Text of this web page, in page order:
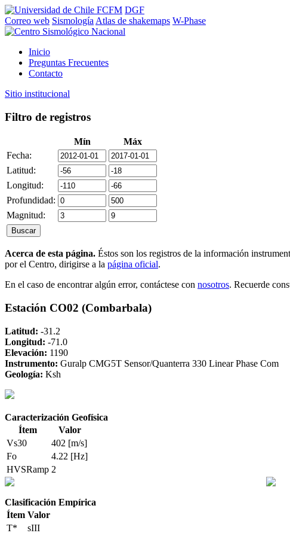
FCFM DGF
Correo web Sismología Atlas de shakemaps W-Phase
Inicio
Preguntas Frecuentes
Contacto
Sitio institucional
Filtro de registros
Mín
Máx
Fecha:
Latitud:
Longitud:
Profundidad:
Magnitud:
Acerca de esta página. Éstos son los registros de la información
por el Centro, dirigirse a la página oficial.
En el caso de encontrar algún error, contáctese con nosotros. Recuerde
Estación CO02 (Combarbala)
Latitud: -31.2
Longitud: -71.0
Elevación: 1190
Instrumento: Guralp CMG5T Sensor/Quanterra 330 Linear Phase Com
Geología: Ksh
Caracterización Geofísica
Ítem
Valor
Vs30
402 [m/s]
Fo
4.22 [Hz]
HVSRamp 2
Clasificación Empírica
Ítem Valor
T*
sIII